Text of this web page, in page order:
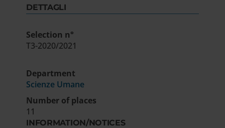
DETTAGLI
Selection n°
T3-2020/2021
Department
Scienze Umane
Number of places
11
INFORMATION/NOTICES